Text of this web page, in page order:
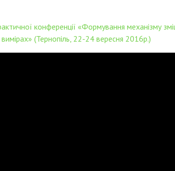
конференції «Формування механізму
(Тернопіль, 22-24 вересня 2016р.)